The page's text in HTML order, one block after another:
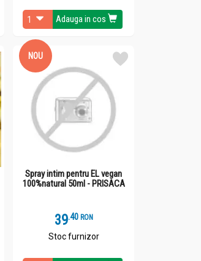
Adauga in cos
NOU
Spray intim pentru EL vegan
100%natural 50ml - PRISACA
39.4 RON
Stoc furnizor